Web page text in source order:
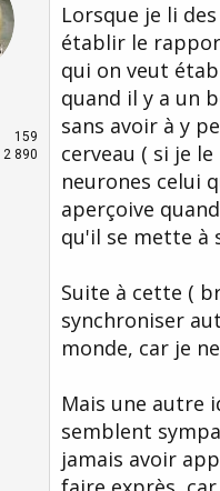
159
2 890
Lorsque je li
établir le
qui on veut
quand il y a un
sans avoir à y
cerveau ( si je
neurones celui
aperçoive
qu'il se mette à
Suite à cette (
synchroniser
monde, car je
Mais une autre
semblent
jamais avoir